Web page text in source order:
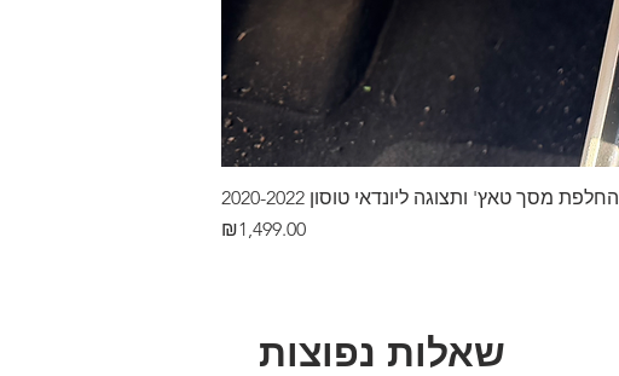
החלפת מסך טאץ' ותצוגה ליונדאי טוסון 2020-2022
Price
₪1,499.00
שאלות נפוצות